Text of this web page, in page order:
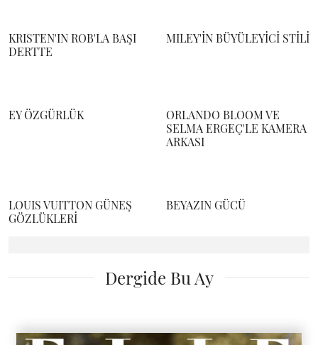
KRISTEN'IN ROB'LA BAŞI
DERTTE
MILEY'İN BÜYÜLEYİCİ STİLİ
EY ÖZGÜRLÜK
ORLANDO BLOOM VE
SELMA ERGEÇ'LE KAMERA
ARKASI
LOUIS VUITTON GÜNEŞ
GÖZLÜKLERİ
BEYAZIN GÜCÜ
Dergide Bu Ay